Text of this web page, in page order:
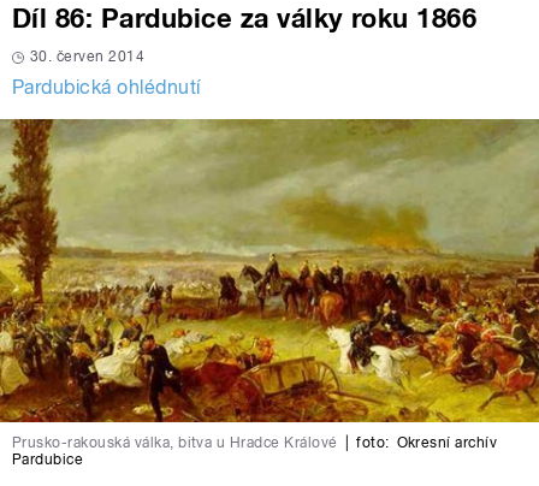
Díl 86: Pardubice za války roku 1866
30. červen 2014
Pardubická ohlédnutí
Prusko-rakouská válka, bitva u Hradce Králové foto: Okresní archív
Pardubice